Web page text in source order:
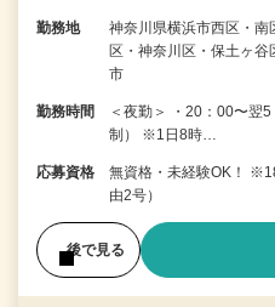
勤務地
神奈川県横浜市西区・
区・神奈川区・保土ヶ
市
勤務時間
＜夜勤＞ ・20：00〜翌
制） ※1日8時…
応募資格
無資格・未経験OK！
由2号）
後で見る